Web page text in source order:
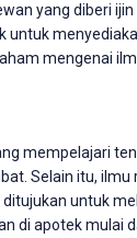
yang diberi
untuk
mengenai
mempelajari
Selain itu,
untuk
di apotek mulai